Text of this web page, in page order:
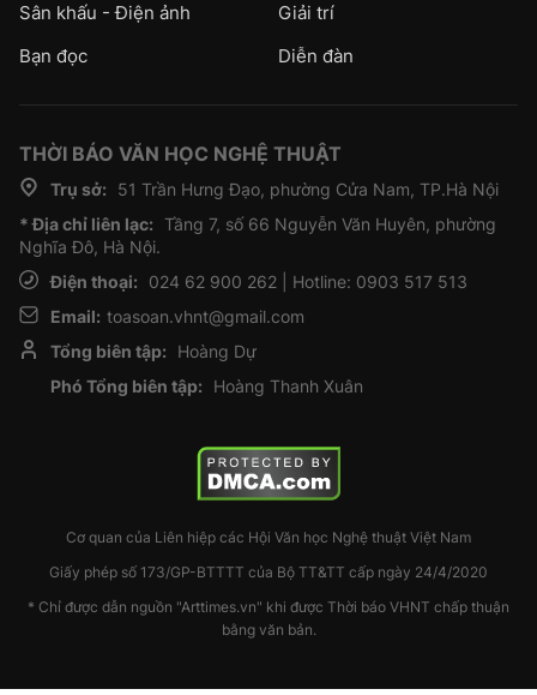
Sân khấu - Điện ảnh
Giải trí
Bạn đọc
Diễn đàn
THỜI BÁO VĂN HỌC NGHỆ THUẬT
Trụ sở:
51 Trần Hưng Đạo, phường Cửa Nam, TP.Hà Nội
* Địa chỉ liên lạc: Tầng 7, số 66 Nguyễn Văn Huyên, phường
Nghĩa Đô, Hà Nội.
Điện thoại:
024 62 900 262 | Hotline: 0903 517 513
Email: toasoan.vhnt@gmail.com
Tổng biên tập:
Hoàng Dự
Phó Tổng biên tập:
Hoàng Thanh Xuân
Cơ quan của Liên hiệp các Hội Văn học Nghệ thuật Việt Nam
Giấy phép số 173/GP-BTTTT của Bộ TT&TT cấp ngày 24/4/2020
* Chỉ được dẫn nguồn "Arttimes.vn" khi được Thời báo VHNT chấp thuận
bằng văn bản.